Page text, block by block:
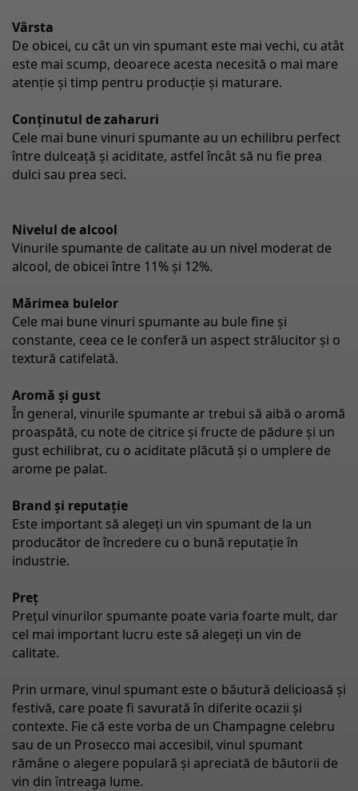
Vârsta
De obicei, cu cât un vin spumant este mai vechi, cu atât
este mai scump, deoarece acesta necesită o mai mare
atenție și timp pentru producție și maturare.
Conținutul de zaharuri
Cele mai bune vinuri spumante au un echilibru perfect
între dulceață și aciditate, astfel încât să nu fie prea
dulci sau prea seci.
Nivelul de alcool
Vinurile spumante de calitate au un nivel moderat de
alcool, de obicei între 11% și 12%.
Mărimea bulelor
Cele mai bune vinuri spumante au bule fine și
constante, ceea ce le conferă un aspect strălucitor și o
textură catifelată.
Aromă și gust
În general, vinurile spumante ar trebui să aibă o aromă
proaspătă, cu note de citrice și fructe de pădure și un
gust echilibrat, cu o aciditate plăcută și o umplere de
arome pe palat.
Brand și reputație
Este important să alegeți un vin spumant de la un
producător de încredere cu o bună reputație în
industrie.
Preț
Prețul vinurilor spumante poate varia foarte mult, dar
cel mai important lucru este să alegeți un vin de
calitate.
Prin urmare, vinul spumant este o băutură delicioasă și
festivă, care poate fi savurată în diferite ocazii și
contexte. Fie că este vorba de un Champagne celebru
sau de un Prosecco mai accesibil, vinul spumant
rămâne o alegere populară și apreciată de băutorii de
vin din întreaga lume.